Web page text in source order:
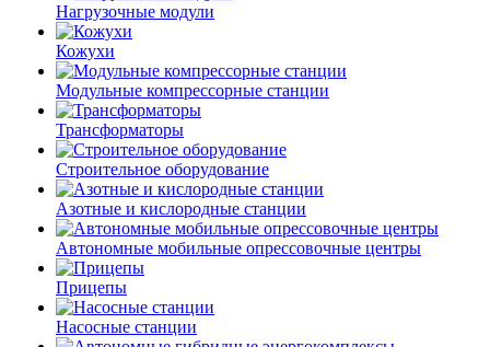
Нагрузочные модули
Кожухи
Модульные компрессорные станции
Трансформаторы
Строительное оборудование
Азотные и кислородные станции
Автономные мобильные опрессовочные центры
Прицепы
Насосные станции